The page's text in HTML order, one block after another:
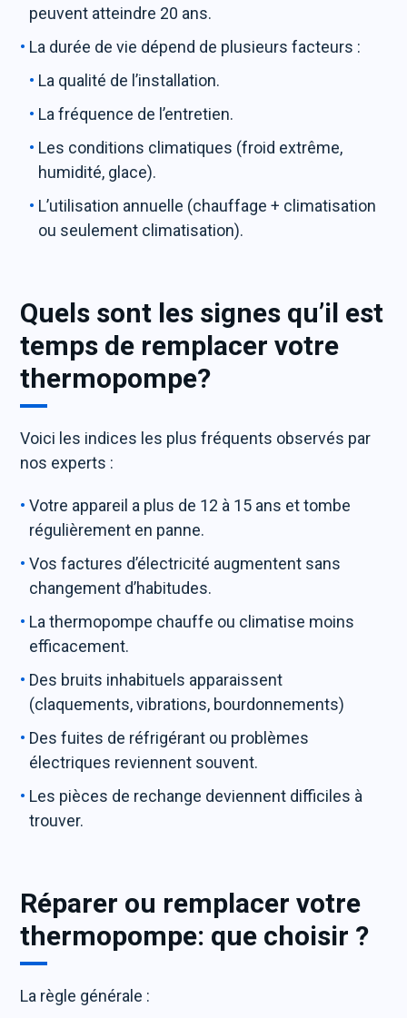
peuvent atteindre 20 ans.
La durée de vie dépend de plusieurs facteurs :
La qualité de l’installation.
La fréquence de l’entretien.
Les conditions climatiques (froid extrême,
humidité, glace).
L’utilisation annuelle (chauffage + climatisation
ou seulement climatisation).
Quels sont les signes qu’il est
temps de remplacer votre
thermopompe?
Voici les indices les plus fréquents observés par
nos experts :
Votre appareil a plus de 12 à 15 ans et tombe
régulièrement en panne.
Vos factures d’électricité augmentent sans
changement d’habitudes.
La thermopompe chauffe ou climatise moins
efficacement.
Des bruits inhabituels apparaissent
(claquements, vibrations, bourdonnements)
Des fuites de réfrigérant ou problèmes
électriques reviennent souvent.
Les pièces de rechange deviennent difficiles à
trouver.
Réparer ou remplacer votre
thermopompe: que choisir ?
La règle générale :